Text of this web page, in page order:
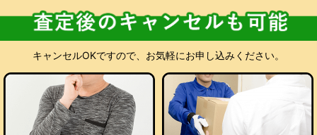
キャンセルOKですので、お気軽にお申し込みください。